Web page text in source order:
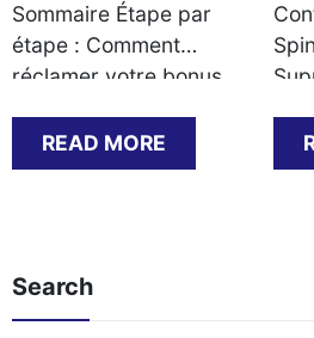
Sommaire Étape par
étape : Comment
réclamer votre bonus
vous recevez : types de
bonus et conditions de
solutions lors de la
réclamation Délais
READ MORE
Search